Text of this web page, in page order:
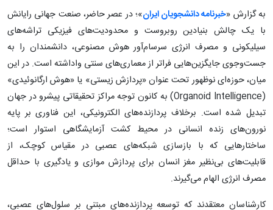
به گزارش «خبرنامه دانشجویان ایران»؛ در عصر حاضر، صنعت جهانی رایانش
با یک چالش بنیادین روبروست و محدودیت‌های فیزیکی تراشه‌های
سیلیکونی و مصرف انرژی سرسام‌آور هوش مصنوعی، دانشمندان را به
جست‌وجوی جایگزین‌هایی فراتر از معماری‌های سنتی واداشته است. در این
میان، حوزه‌ای نوظهور تحت عنوان «پردازش زیستی» یا «هوش ارگانوئیدی»
(Organoid Intelligence) به کانون توجه مراکز تحقیقاتی پیشرو در جهان
تبدیل شده است. برخلاف پردازنده‌های الکترونیکی، این فناوری بر پایه
نورون‌های زنده انسانی در محیط کشت آزمایشگاهی استوار است؛
ساختارهایی که با بازسازی شبکه‌های عصبی در مقیاس کوچک، از
قابلیت‌های بی‌نظیر مغز انسان برای پردازش موازی و یادگیری با حداقل
مصرف انرژی الهام می‌گیرند.
کارشناسان معتقدند که توسعه پردازنده‌های مبتنی بر سلول‌های عصبی،